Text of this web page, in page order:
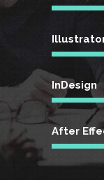
InDesign
After